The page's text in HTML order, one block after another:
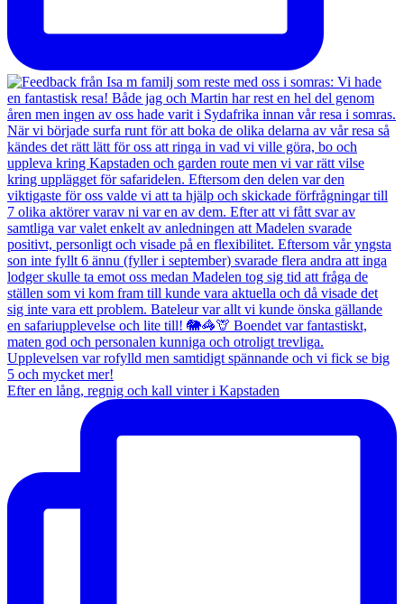
Efter en lång, regnig och kall vinter i Kapstaden